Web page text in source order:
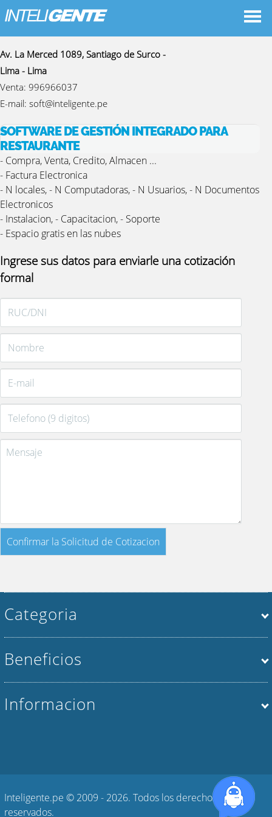
Datos De Contacto
Av. La Merced 1089, Santiago de Surco -
Lima - Lima
Venta: 996966037
E-mail: soft@inteligente.pe
SOFTWARE DE GESTIÓN INTEGRADO PARA
RESTAURANTE
- Compra, Venta, Credito, Almacen ...
- Factura Electronica
- N locales, - N Computadoras, - N Usuarios, - N Documentos
Electronicos
- Instalacion, - Capacitacion, - Soporte
- Espacio gratis en las nubes
Ingrese sus datos para enviarle una cotización
formal
Confirmar la Solicitud de Cotizacion
Categoria
Beneficios
Informacion
Inteligente.pe © 2009 - 2026. Todos los derechos
reservados.